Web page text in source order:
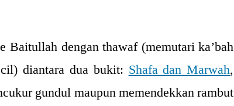
Baitullah dengan thawaf (memutari ka’bah
diantara dua bukit: Shafa dan Marwah,
gundul maupun memendekkan rambut